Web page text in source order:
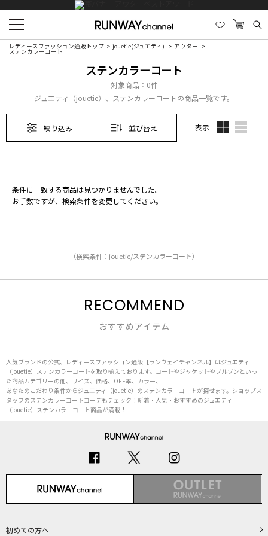
レディースファッション通販トップ jouetie(ジュエティ) アウター
ステンカラーコート
ステンカラーコート
対象商品： 0件
ジュエティ（jouetie）、ステンカラーコートの商品一覧です。
絞り込み 並び替え 表示
条件に一致する商品は見つかりませんでした。
お手数ですが、検索条件を変更してください。
（検索条件：jouetie/ステンカラーコート）
RECOMMEND
おすすめアイテム
人気ブランドの公式、レディースファッション通販【ランウェイチャンネル】はジュエティ
（jouetie）ステンカラーコートを取り揃えております。コートやジャケットやブルゾンといっ
た商品カテゴリーの他、サイズ、価格、OFF率、カラー、
あなたのこだわり条件からジュエティ（jouetie）のステンカラーコートが探せます。ショップス
タッフのステンカラーコートコーデもチェック！新着・人気・おすすめのジュエティ
（jouetie）ステンカラーコート商品が満載！
初めての方へ